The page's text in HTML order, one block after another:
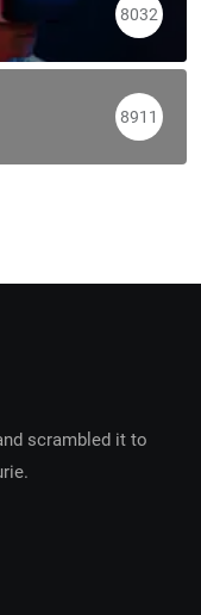
8032
8911
scrambled it to